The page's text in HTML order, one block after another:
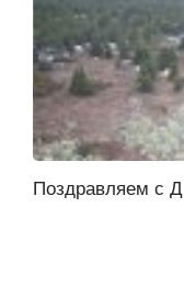
Поздравляем с